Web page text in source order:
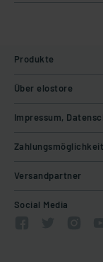
Produkte
Über elostore
Impressum,
Versandpartner
Social Media